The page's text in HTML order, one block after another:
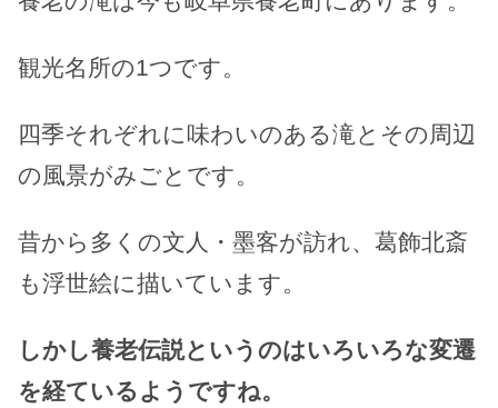
観光名所の1つです。
四季それぞれに味わいのある滝とその周辺
の風景がみごとです。
昔から多くの文人・墨客が訪れ、葛飾北斎
も浮世絵に描いています。
しかし養老伝説というのはいろいろな変遷
を経ているようですね。